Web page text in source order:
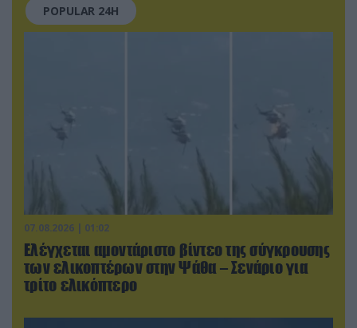
POPULAR 24H
07.08.2026 | 01:02
Ελέγχεται αμοντάριστο βίντεο της σύγκρουσης
των ελικοπτέρων στην Ψάθα – Σενάριο για
τρίτο ελικόπτερο